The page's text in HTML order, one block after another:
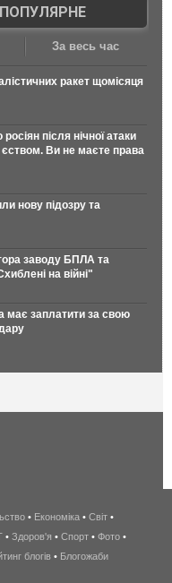
ПОПУЛЯРНЕ
За весь час
ракет щомісяця
після нічної атаки
Ви не маєте права
нову підозру та
заводу БПЛА та
на війні"
має заплатити за свою
беспроводной
интернет
киев
• Економіка • Світ •
• Здоров'я • Спорт • Фото •
блогів • Блогожаби